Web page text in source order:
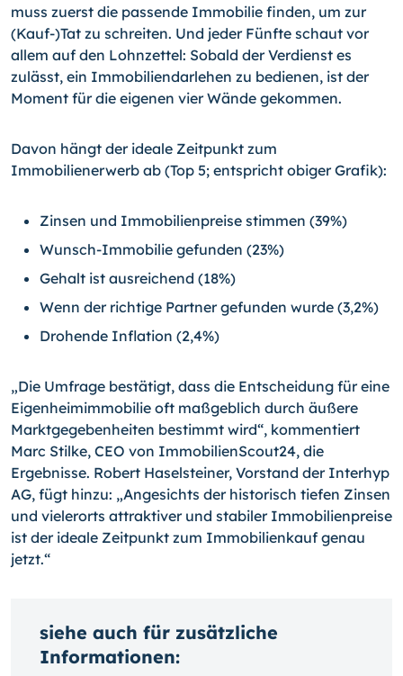
muss zuerst die passende Immobilie finden, um zur
(Kauf-)Tat zu schreiten. Und jeder Fünfte schaut vor
allem auf den Lohnzettel: Sobald der Verdienst es
zulässt, ein Immobiliendarlehen zu bedienen, ist der
Moment für die eigenen vier Wände gekommen.
Davon hängt der ideale Zeitpunkt zum
Immobilienerwerb ab (Top 5; entspricht obiger Grafik):
Zinsen und Immobilienpreise stimmen (39%)
Wunsch-Immobilie gefunden (23%)
Gehalt ist ausreichend (18%)
Wenn der richtige Partner gefunden wurde (3,2%)
Drohende Inflation (2,4%)
„Die Umfrage bestätigt, dass die Entscheidung für eine
Eigenheimimmobilie oft maßgeblich durch äußere
Marktgegebenheiten bestimmt wird“, kommentiert
Marc Stilke, CEO von ImmobilienScout24, die
Ergebnisse. Robert Haselsteiner, Vorstand der Interhyp
AG, fügt hinzu: „Angesichts der historisch tiefen Zinsen
und vielerorts attraktiver und stabiler Immobilienpreise
ist der ideale Zeitpunkt zum Immobilienkauf genau
jetzt.“
siehe auch für zusätzliche
Informationen: